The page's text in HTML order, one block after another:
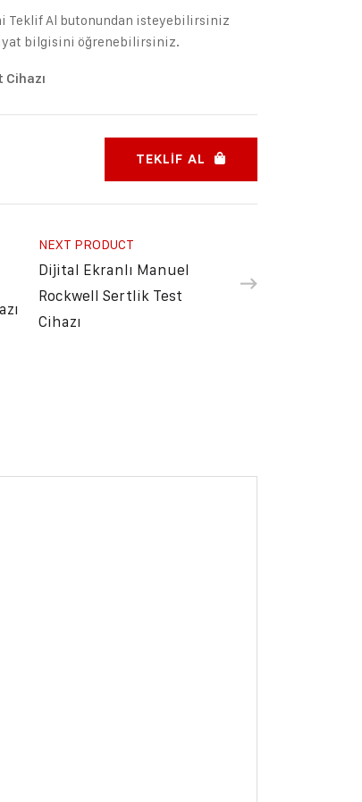
Teklif Al butonundan isteyebilirsiniz
bilgisini öğrenebilirsiniz.
TEKLIF AL
NEXT PRODUCT
Dijital Ekranlı Manuel
Rockwell Sertlik Test
Cihazı